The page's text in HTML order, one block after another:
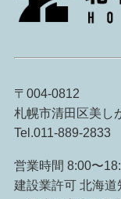
〒004-0812
札幌市清田区美し
Tel.011-889-2833
営業時間 8:00〜
建設業許可 北海